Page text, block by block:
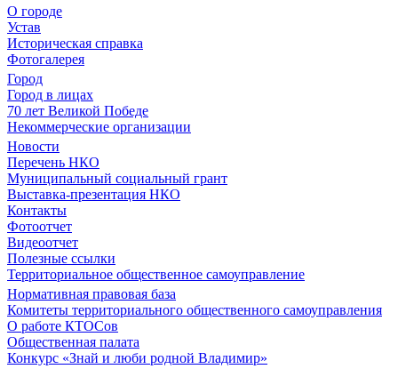
О городе
Устав
Историческая справка
Фотогалерея
Город
Город в лицах
70 лет Великой Победе
Некоммерческие организации
Новости
Перечень НКО
Муниципальный социальный грант
Выставка-презентация НКО
Контакты
Фотоотчет
Видеоотчет
Полезные ссылки
Территориальное общественное самоуправление
Нормативная правовая база
Комитеты территориального общественного самоуправления
О работе КТОСов
Общественная палата
Конкурс «Знай и люби родной Владимир»